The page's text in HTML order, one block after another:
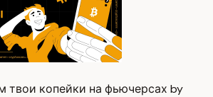
копейки на фьючерсах by